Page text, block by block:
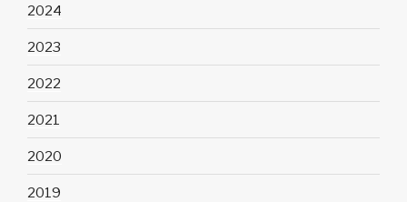
2024
2023
2022
2021
2020
2019